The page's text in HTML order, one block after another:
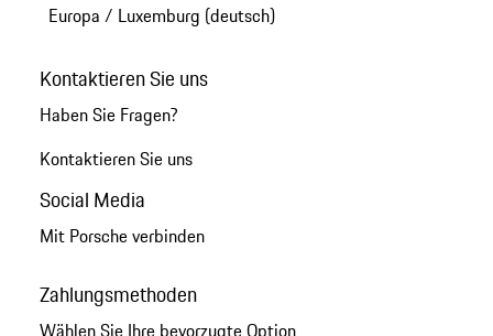
Europa / Luxemburg (deutsch)
Kontaktieren Sie uns
Haben Sie Fragen?
Kontaktieren Sie uns
Social Media
Mit Porsche verbinden
Zahlungsmethoden
Wählen Sie Ihre bevorzugte Option